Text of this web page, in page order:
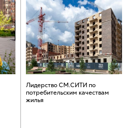
Лидерство СМ.СИТИ по
потребительским качествам
жилья